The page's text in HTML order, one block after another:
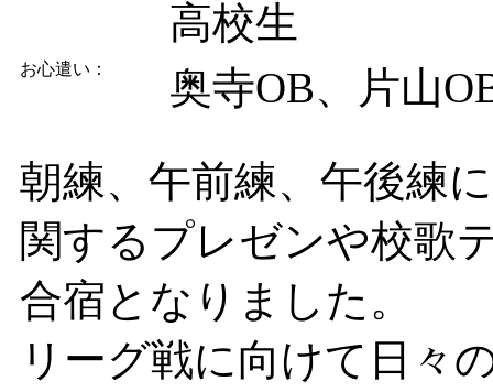
高校生
お心遣い：
奥寺OB、片山
朝練、午前練、午後練
関するプレゼンや校歌
合宿となりました。
リーグ戦に向けて日々